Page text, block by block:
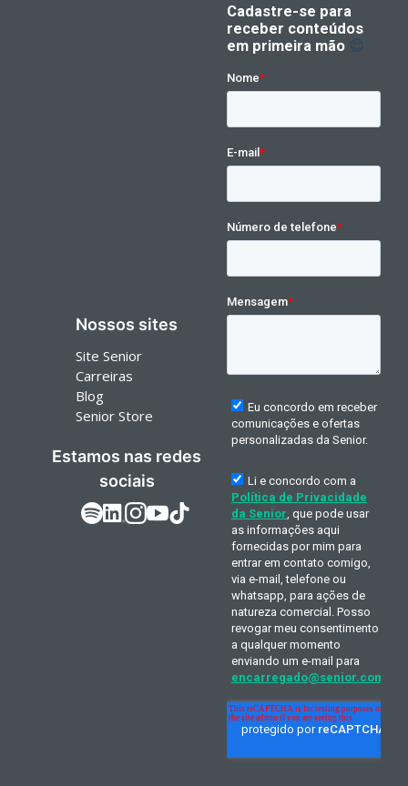
Nossos sites
Site Senior
Carreiras
Blog
Senior Store
Estamos nas redes
sociais